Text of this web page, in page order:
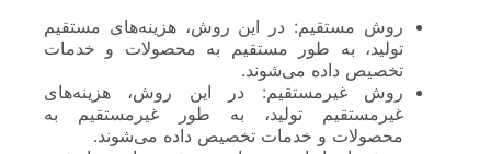
روش مستقیم: در این روش، هزینه‌های مستقیم
تولید، به طور مستقیم به محصولات و خدمات
تخصیص داده می‌شوند.
روش غیرمستقیم: در این روش، هزینه‌های
غیرمستقیم تولید، به طور غیرمستقیم به
محصولات و خدمات تخصیص داده می‌شوند.